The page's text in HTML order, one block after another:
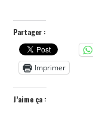
Partager :
Imprimer
J’aime ça :